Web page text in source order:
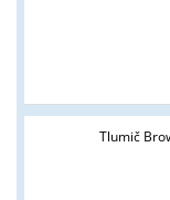
Tlumič